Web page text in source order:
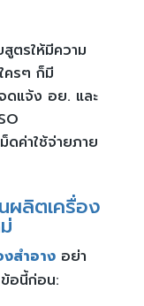
ตรให้มีความ
ครๆ ก็มี
ดแจ้ง อย. และ
ดค่าใช้จ่ายภาย
ผลิตเครื่อง
สำอาง อย่า
อนี้ก่อน: